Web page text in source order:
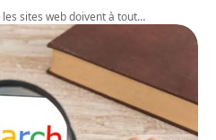
sites web doivent à tout…